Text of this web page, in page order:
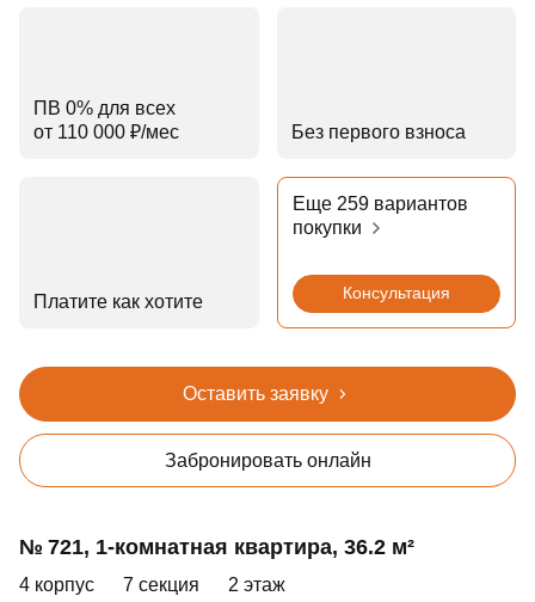
ПВ 0% для всех
от 110 000 ₽⁠/⁠мес
Без первого взноса
Платите как хотите
Еще 259 вариантов
покупки
Консультация
Оставить заявку
Забронировать онлайн
№ 721, 1‑комнатная квартира, 36.2 м²
4 корпус 7 секция 2 этаж